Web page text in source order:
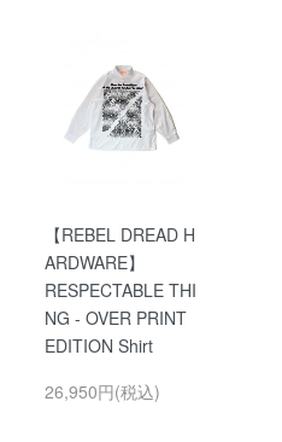
【REBEL DREAD H
ARDWARE】
RESPECTABLE THI
NG - OVER PRINT
EDITION Shirt
26,950円(税込)